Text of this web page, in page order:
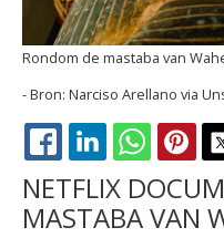
Rondom de mastaba van
Narciso Arellano via
FACEBOOK
LINKEDIN
NETFLIX
MASTABA VAN